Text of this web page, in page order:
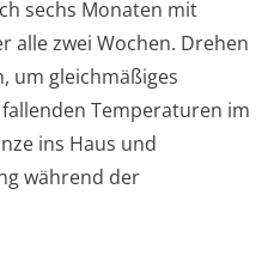
sechs Monaten mit
alle zwei Wochen. Drehen
um gleichmäßiges
Temperaturen im
ins Haus und
während der